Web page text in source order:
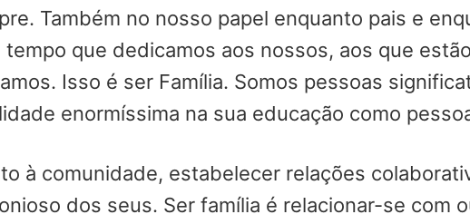
Também no nosso papel enquanto pais e
tempo que dedicamos aos nossos, aos que
Isso é ser Família. Somos pessoas
enormíssima na sua educação como
à comunidade, estabelecer relações
dos seus. Ser família é relacionar-se